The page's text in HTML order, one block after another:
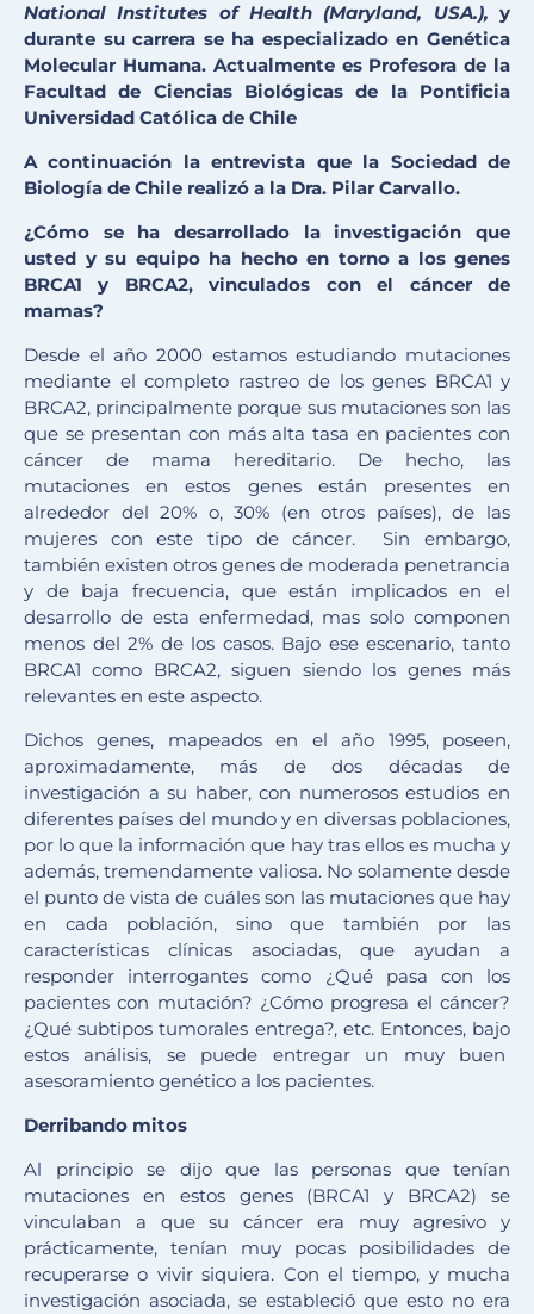
National Institutes of Health (Maryland, USA.), y
durante su carrera se ha especializado en Genética
Molecular Humana. Actualmente es Profesora de la
Facultad de Ciencias Biológicas de la Pontificia
Universidad Católica de Chile
A continuación la entrevista que la Sociedad de
Biología de Chile realizó a la Dra. Pilar Carvallo.
¿Cómo se ha desarrollado la investigación que
usted y su equipo ha hecho en torno a los genes
BRCA1 y BRCA2, vinculados con el cáncer de
mamas?
Desde el año 2000 estamos estudiando mutaciones
mediante el completo rastreo de los genes BRCA1 y
BRCA2, principalmente porque sus mutaciones son las
que se presentan con más alta tasa en pacientes con
cáncer de mama hereditario. De hecho, las
mutaciones en estos genes están presentes en
alrededor del 20% o, 30% (en otros países), de las
mujeres con este tipo de cáncer. Sin embargo,
también existen otros genes de moderada penetrancia
y de baja frecuencia, que están implicados en el
desarrollo de esta enfermedad, mas solo componen
menos del 2% de los casos. Bajo ese escenario, tanto
BRCA1 como BRCA2, siguen siendo los genes más
relevantes en este aspecto.
Dichos genes, mapeados en el año 1995, poseen,
aproximadamente, más de dos décadas de
investigación a su haber, con numerosos estudios en
diferentes países del mundo y en diversas poblaciones,
por lo que la información que hay tras ellos es mucha y
además, tremendamente valiosa. No solamente desde
el punto de vista de cuáles son las mutaciones que hay
en cada población, sino que también por las
características clínicas asociadas, que ayudan a
responder interrogantes como ¿Qué pasa con los
pacientes con mutación? ¿Cómo progresa el cáncer?
¿Qué subtipos tumorales entrega?, etc. Entonces, bajo
estos análisis, se puede entregar un muy buen
asesoramiento genético a los pacientes.
Derribando mitos
Al principio se dijo que las personas que tenían
mutaciones en estos genes (BRCA1 y BRCA2) se
vinculaban a que su cáncer era muy agresivo y
prácticamente, tenían muy pocas posibilidades de
recuperarse o vivir siquiera. Con el tiempo, y mucha
investigación asociada, se estableció que esto no era